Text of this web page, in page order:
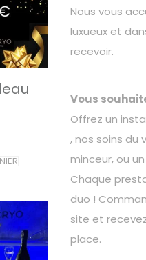
Nous vous
luxueux et
recevoir.
Vous
Offrez un
, nos soins du
minceur, ou
Chaque
duo !
site et
place.